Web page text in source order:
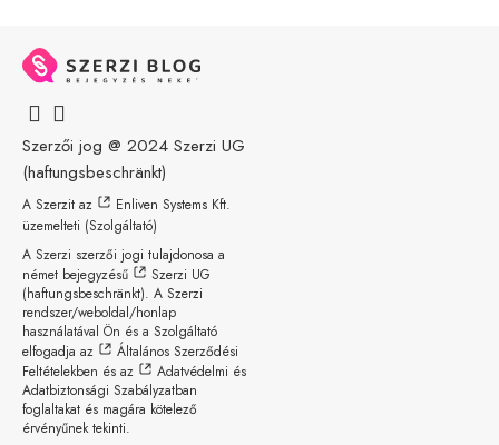
Szerzői jog @ 2024 Szerzi UG
(haftungsbeschränkt)
A Szerzit az
Enliven Systems Kft.
üzemelteti (Szolgáltató)
A Szerzi szerzői jogi tulajdonosa a
német bejegyzésű
Szerzi UG
(haftungsbeschränkt). A Szerzi
rendszer/weboldal/honlap
használatával Ön és a Szolgáltató
elfogadja az
Általános Szerződési
Feltételekben és az
Adatvédelmi és
Adatbiztonsági Szabályzatban
foglaltakat és magára kötelező
érvényűnek tekinti.